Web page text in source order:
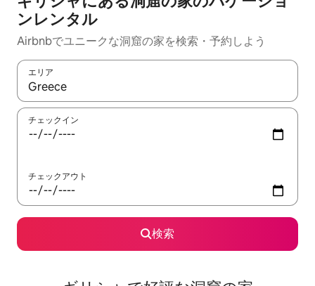
ンレンタル
Airbnbでユニークな洞窟の家を検索・予約しよう
エリア
検索結果が表示されたら、上下の矢印キーを使って移動するか
チェックイン
チェックアウト
検索